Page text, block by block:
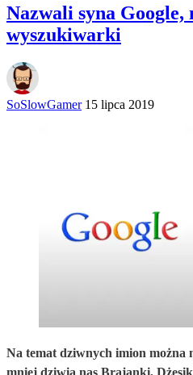
Nazwali syna Google,
wyszukiwarki
SoSlowGamer 15 lipca 2019
Na temat dziwnych imion można